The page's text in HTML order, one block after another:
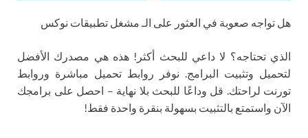
هل تواجه صعوبة في العثور على الـ مشغل تطبيقات نوكس
الذي تحتاجه؟ لا داعي للبحث أكثر! هذه هي مصدرك الأفضل
لتحميل وتثبيت البرامج. نوفر روابط تحميل مباشرة وروابط
تورنت لراحتك. قل وداعًا للبحث بلا نهاية – احصل على برامجك
الآن واستمتع بالتثبيت بسهولة بنقرة واحدة فقط!